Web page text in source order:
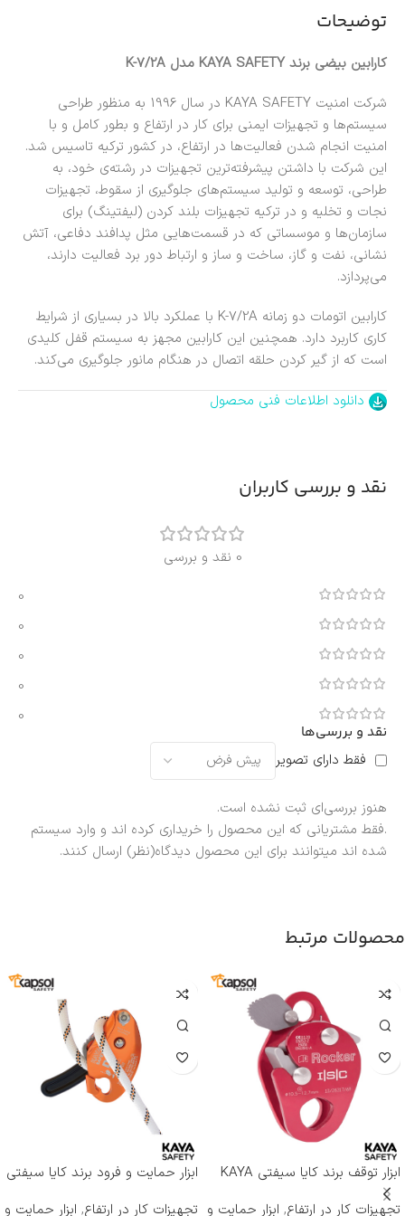
توضیحات
کارابین بیضی برند KAYA SAFETY مدل K-7/2A
شرکت امنیت KAYA SAFETY در سال 1996 به منظور طراحی
سیستم‌ها و تجهیزات ایمنی برای کار در ارتفاع و بطور کامل و با
امنیت انجام شدن فعالیت‌ها در ارتفاع، در کشور ترکیه تاسیس شد.
این شرکت با داشتن پیشرفته‌ترین تجهیزات در رشته‌ی خود، به
طراحی، توسعه و تولید سیستم‌های جلوگیری از سقوط، تجهیزات
نجات و تخلیه و در ترکیه تجهیزات بلند کردن (لیفتینگ) برای
سازمان‌ها و موسساتی که در قسمت‌هایی مثل پدافند دفاعی، آتش
نشانی، نفت و گاز، ساخت و ساز و ارتباط دور برد فعالیت دارند،
می‌پردازد.
کارابین اتومات دو زمانه K-7/2A با عملکرد بالا در بسیاری از شرایط
کاری کاربرد دارد. همچنین این کارابین مجهز به سیستم قفل کلیدی
است که از گیر کردن حلقه اتصال در هنگام مانور جلوگیری می‌کند.
دانلود اطلاعات فنی محصول
نقد و بررسی کاربران
0 نقد و بررسی
0
0
0
0
0
نقد و بررسی‌ها
فقط دارای تصویر
هنوز بررسی‌ای ثبت نشده است.
.فقط مشتریانی که این محصول را خریداری کرده اند و وارد سیستم
شده اند میتوانند برای این محصول دیدگاه(نظر) ارسال کنند.
محصولات مرتبط
ابزار توقف برند کایا سیفتی KAYA
SAFETY مدل RP-500 ROCKER
تجهیزات کار در ارتفاع, ابزار حمایت و
ابزار حمایت و فرود برند کایا سیفتی
تجهیزات کار در ارتفاع, ابزار حمایت و